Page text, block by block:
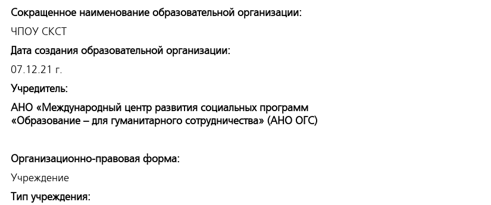
Сокращенное наименование образовательной организации:
ЧПОУ СКСТ
Дата создания образовательной организации:
07.12.21 г.
Учредитель:
АНО «Международный центр развития социальных программ
«Образование – для гуманитарного сотрудничества» (АНО ОГС)
Организационно-правовая форма:
Учреждение
Тип учреждения: